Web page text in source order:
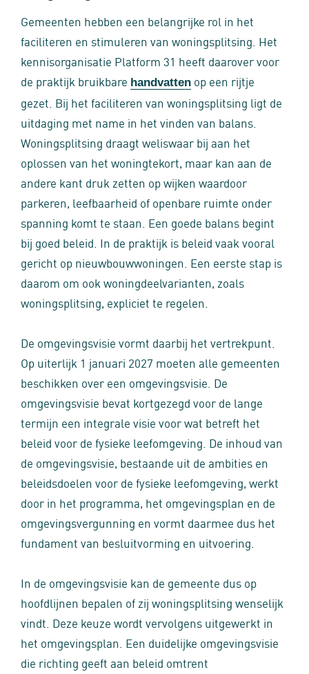
Gemeenten hebben een belangrijke rol in het
faciliteren en stimuleren van woningsplitsing. Het
kennisorganisatie Platform 31 heeft daarover voor
de praktijk bruikbare handvatten op een rijtje
gezet. Bij het faciliteren van woningsplitsing ligt de
uitdaging met name in het vinden van balans.
Woningsplitsing draagt weliswaar bij aan het
oplossen van het woningtekort, maar kan aan de
andere kant druk zetten op wijken waardoor
parkeren, leefbaarheid of openbare ruimte onder
spanning komt te staan. Een goede balans begint
bij goed beleid. In de praktijk is beleid vaak vooral
gericht op nieuwbouwwoningen. Een eerste stap is
daarom om ook woningdeelvarianten, zoals
woningsplitsing, expliciet te regelen.
De omgevingsvisie vormt daarbij het vertrekpunt.
Op uiterlijk 1 januari 2027 moeten alle gemeenten
beschikken over een omgevingsvisie. De
omgevingsvisie bevat kortgezegd voor de lange
termijn een integrale visie voor wat betreft het
beleid voor de fysieke leefomgeving. De inhoud van
de omgevingsvisie, bestaande uit de ambities en
beleidsdoelen voor de fysieke leefomgeving, werkt
door in het programma, het omgevingsplan en de
omgevingsvergunning en vormt daarmee dus het
fundament van besluitvorming en uitvoering.
In de omgevingsvisie kan de gemeente dus op
hoofdlijnen bepalen of zij woningsplitsing wenselijk
vindt. Deze keuze wordt vervolgens uitgewerkt in
het omgevingsplan. Een duidelijke omgevingsvisie
die richting geeft aan beleid omtrent